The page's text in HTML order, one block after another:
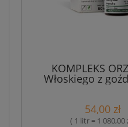
KOMPLEKS
Włoskiego z
cynamonem i
54,00 zł
( 1 litr = 1 080,00